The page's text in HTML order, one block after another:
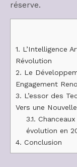
réserve.
1. L’Intelligence
Révolution
2. Le
Engagement
3. L’essor des
Vers une
3.1.
évolution en
4. Conclusion